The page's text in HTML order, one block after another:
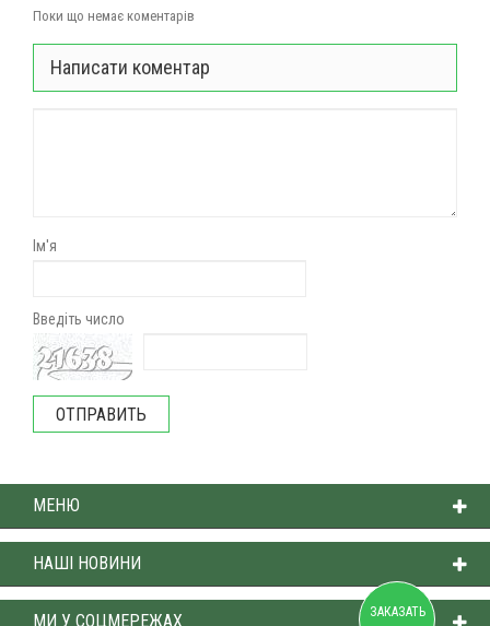
Поки що немає коментарів
Написати коментар
Ім'я
Введіть число
ЗАКАЗАТЬ
МЕНЮ
НАШІ НОВИНИ
МИ У СОЦМЕРЕЖАХ